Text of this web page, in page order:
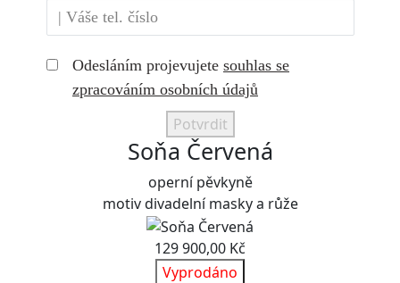
Odesláním projevujetesouhlas se
zpracováním osobních údajů
Potvrdit
Soňa Červená
operní pěvkyně
motiv divadelní masky a růže
129 900,00 Kč
Vyprodáno